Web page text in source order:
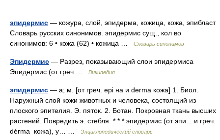
эпидермис — кожура, слой, эпидерма, кожица, кожа, эпибласт
Словарь русских синонимов. эпидермис сущ., кол во
синонимов: 6 • кожа (62) • кожица …
Словарь синонимов
Эпидермис — Разрез, показывающий слои эпидермиса
Эпидермис (от греч …
Википедия
эпидермис — а; м. [от греч. epi на и derma кожа] 1. Биол.
Наружный слой кожи животных и человека, состоящий из
плоского эпителия. Э. пяток. 2. Ботан. Покровная ткань высших
растений. Повредить э. стебля. * * * эпидермис (от эпи... и греч.
dérma кожа), у… …
Энциклопедический словарь